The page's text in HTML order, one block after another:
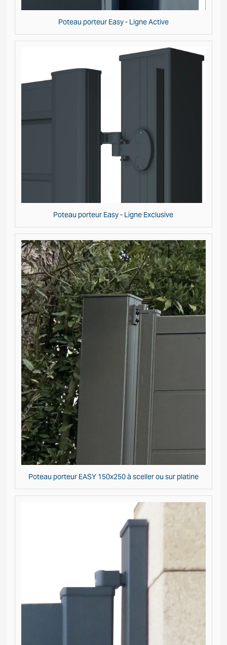
Poteau porteur Easy - Ligne Active
Poteau porteur Easy - Ligne Exclusive
Poteau porteur EASY 150x250 à sceller ou sur platine